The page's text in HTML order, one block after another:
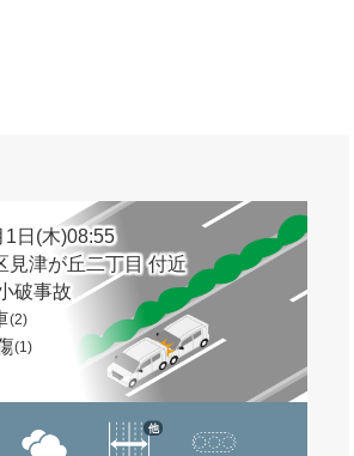
1日(木)08:55
見津が丘二丁目 付近
破事故
(2)
(1)
他